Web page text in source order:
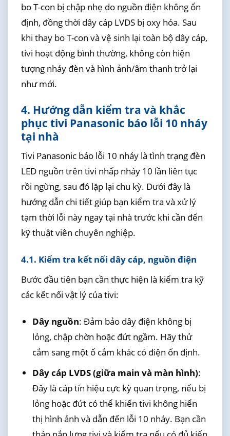
bo T-con bị chập nhẹ do nguồn điện không ổn
định, đồng thời dây cáp LVDS bị oxy hóa. Sau
khi thay bo T-con và vệ sinh lại toàn bộ dây cáp,
tivi hoạt động bình thường, không còn hiện
tượng nháy đèn và hình ảnh/âm thanh trở lại
như mới.
4. Hướng dẫn kiểm tra và khắc
phục tivi Panasonic báo lỗi 10 nháy
tại nhà
Tivi Panasonic báo lỗi 10 nháy là tình trạng đèn
LED nguồn trên tivi nhấp nháy 10 lần liên tục
rồi ngừng, sau đó lặp lại chu kỳ. Dưới đây là
hướng dẫn chi tiết giúp bạn kiểm tra và xử lý
tạm thời lỗi này ngay tại nhà trước khi cần đến
kỹ thuật viên chuyên nghiệp.
4.1. Kiểm tra kết nối dây cáp, nguồn điện
Bước đầu tiên bạn cần thực hiện là kiểm tra kỹ
các kết nối vật lý của tivi:
Dây nguồn: Đảm bảo dây điện không bị
lỏng, chập chờn hoặc đứt ngầm. Hãy thử
cắm sang một ổ cắm khác có điện ổn định.
Dây cáp LVDS (giữa main và màn hình):
Đây là cáp tín hiệu cực kỳ quan trọng, nếu bị
lỏng hoặc đứt có thể khiến tivi không hiển
thị hình ảnh và dẫn đến lỗi 10 nháy. Bạn cần